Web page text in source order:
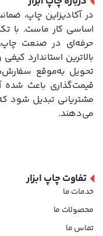
در آکادیزاین چاپ،
اساسی کار ماست. با
حرفه‌ای در صنعت
بالاترین استاندارد
تحویل به‌موقع
قیمت‌گذاری باعث شده
مشتریانی تبدیل شود
می‌دهند.
تفاوت چاپ ابزار
خدمات ما
محصولات ما
تماس ما